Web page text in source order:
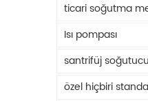
ticari soğutma
Isı pompası
santrifüj soğutucu
özel hiçbiri